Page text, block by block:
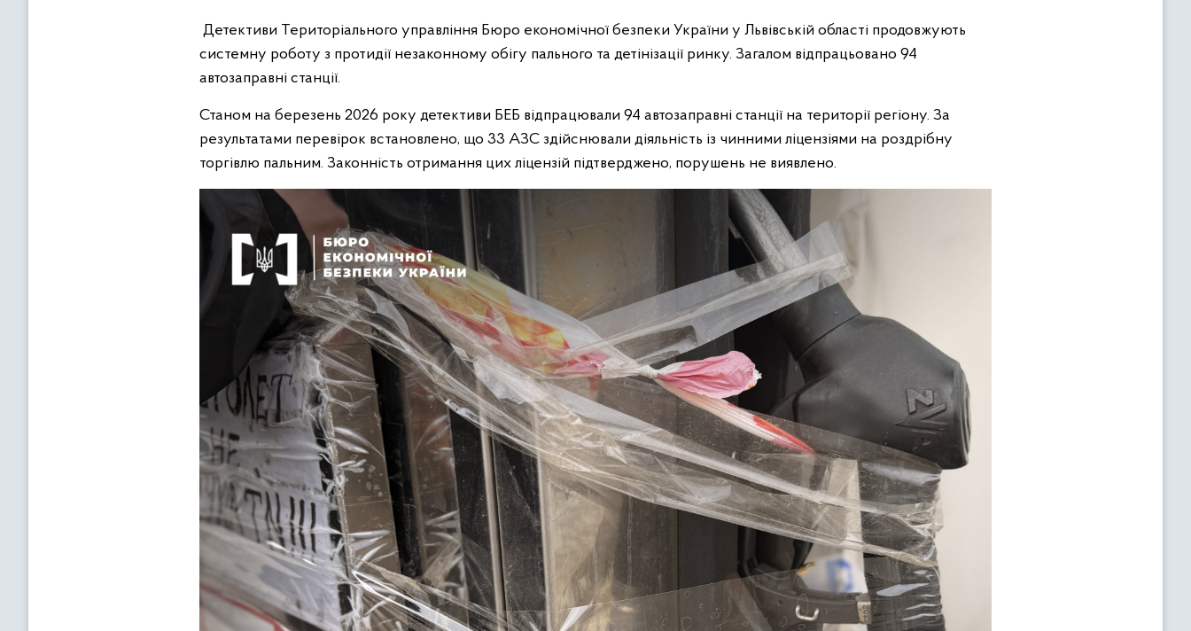
Детективи Територіального управління Бюро економічної безпеки України у Львівській області продовжують
системну роботу з протидії незаконному обігу пального та детінізації ринку. Загалом відпрацьовано 94
автозаправні станції.
Станом на березень 2026 року детективи БЕБ відпрацювали 94 автозаправні станції на території регіону. За
результатами перевірок встановлено, що 33 АЗС здійснювали діяльність із чинними ліцензіями на роздрібну
торгівлю пальним. Законність отримання цих ліцензій підтверджено, порушень не виявлено.